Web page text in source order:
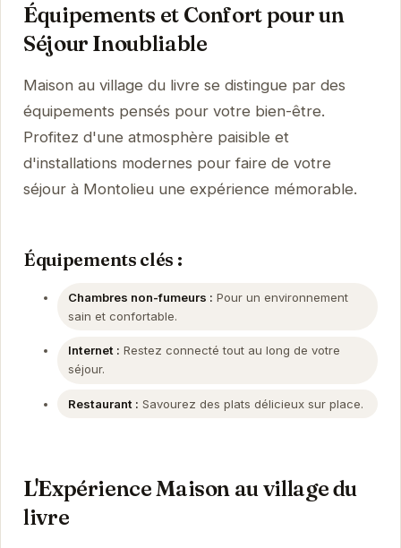
Équipements et Confort pour un
Séjour Inoubliable
Maison au village du livre se distingue par des
équipements pensés pour votre bien-être.
Profitez d'une atmosphère paisible et
d'installations modernes pour faire de votre
séjour à Montolieu une expérience mémorable.
Équipements clés :
Chambres non-fumeurs : Pour un environnement
sain et confortable.
Internet : Restez connecté tout au long de votre
séjour.
Restaurant : Savourez des plats délicieux sur place.
L'Expérience Maison au village du
livre